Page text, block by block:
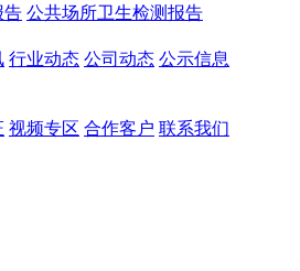
告 公共场所卫生检测报告
行业动态 公司动态 公示信息
视频专区 合作客户 联系我们